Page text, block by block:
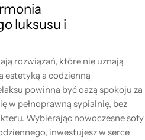
luksusu i
rozwiązań, które nie uznają
estetyką a codzienną
powinna być oazą spokoju za
w pełnoprawną sypialnię, bez
Wybierając nowoczesne sofy
inwestujesz w serce